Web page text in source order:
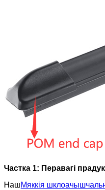
Частка 1: Перавагі
НашМяккія